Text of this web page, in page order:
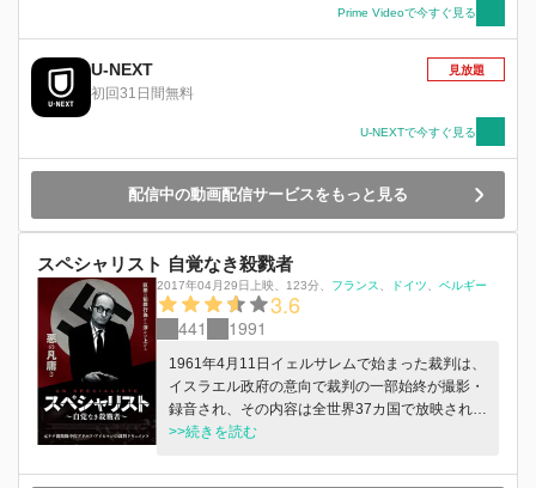
しかし、皆気づいていなかった。彼がタイムスリ
ップしてきた〈ホンモノ〉で、70年前と全く変わ
っていないことを。そして、天才扇動者（ルビ：
アジテーター）である彼にとって、現代のネット
社会は願ってもない環境であることを―。
Prime Videoで今すぐ見る
U-NEXT
初回31日間無料
見放題
U-NEXTで今すぐ見る
配信中の動画配信サービスをもっと見る
スペシャリスト 自覚なき殺戮者
2017年04月29日上映 123分 フランス ドイツ ベルギー
3.6
441 1991
1961年4月11日イェルサレムで始まった裁判は、
イスラエル政府の意向で裁判の一部始終が撮影・
録音され、その内容は全世界37カ国で放映された
と言われている。イェルサレムに保管された、ア
てアクセスを試みたのが、本作の作り手たちであ
>>続きを読む